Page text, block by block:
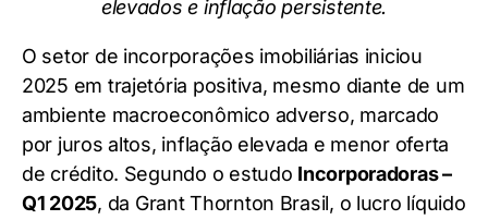
elevados e inflação persistente.
O setor de incorporações imobiliárias iniciou
2025 em trajetória positiva, mesmo diante de um
ambiente macroeconômico adverso, marcado
por juros altos, inflação elevada e menor oferta
de crédito. Segundo o estudo Incorporadoras –
Q1 2025, da Grant Thornton Brasil, o lucro líquido